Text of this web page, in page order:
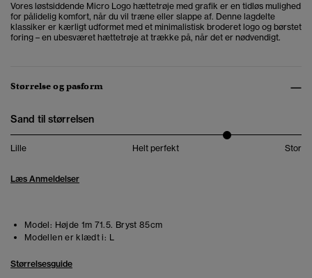
Vores løstsiddende Micro Logo hættetrøje med grafik er en tidløs mulighed
for pålidelig komfort, når du vil træne eller slappe af. Denne lagdelte
klassiker er kærligt udformet med et minimalistisk broderet logo og børstet
foring – en ubesværet hættetrøje at trække på, når det er nødvendigt.
Størrelse og pasform
Sand til størrelsen
Lille Helt perfekt Stor
Læs Anmeldelser
Model: Højde 1m 71.5. Bryst 85cm
Modellen er klædt i: L
Størrelsesguide